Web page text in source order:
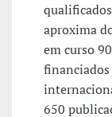
aproxima
em curso
650